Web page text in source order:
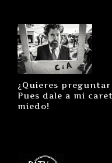
¿Quieres preguntar
Pues dale a mi
miedo!